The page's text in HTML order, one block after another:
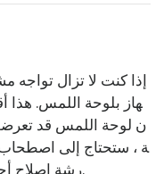
إذا كنت لا تزال
هاز بلوحة اللمس. هذا
ن لوحة اللمس قد
ة ، ستحتاج إلى
رشة إصلاح أجهزة الكمبيوتر لاستبدال لوحة اللمس.